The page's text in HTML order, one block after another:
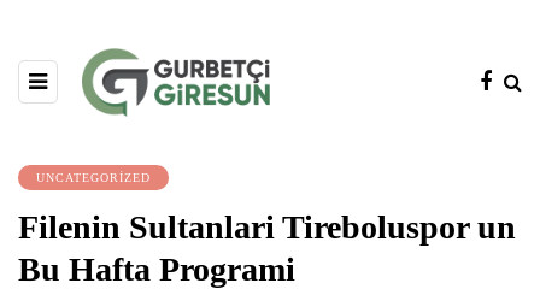
UNCATEGORIZED
Filenin Sultanlari Tireboluspor un
Bu Hafta Programi